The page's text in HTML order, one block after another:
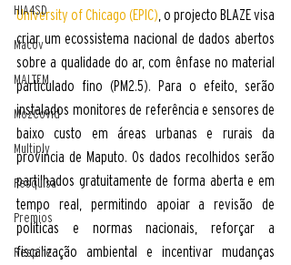
HIA4SD
Macov
MALTEM
MozCovid
Multiply
Pesquisa
Premios
Respire
University of Chicago (EPIC) , o projecto BLAZE visa
criar um ecossistema nacional de dados abertos
sobre a qualidade do ar, com ênfase no material
particulado fino (PM2.5). Para o efeito, serão
instalados monitores de referência e sensores de
baixo custo em áreas urbanas e rurais da
província de Maputo. Os dados recolhidos serão
partilhados gratuitamente de forma aberta e em
tempo real, permitindo apoiar a revisão de
políticas e normas nacionais, reforçar a
fiscalização ambiental e incentivar mudanças